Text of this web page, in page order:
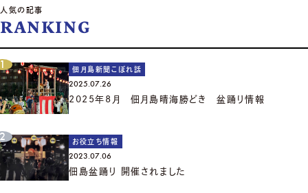
人気の記事
RANKING
佃月島新聞こぼれ話
2025.07.26
2025年8月 佃月島晴海勝どき 盆踊り情報
お役立ち情報
2023.07.06
佃島盆踊り 開催されました